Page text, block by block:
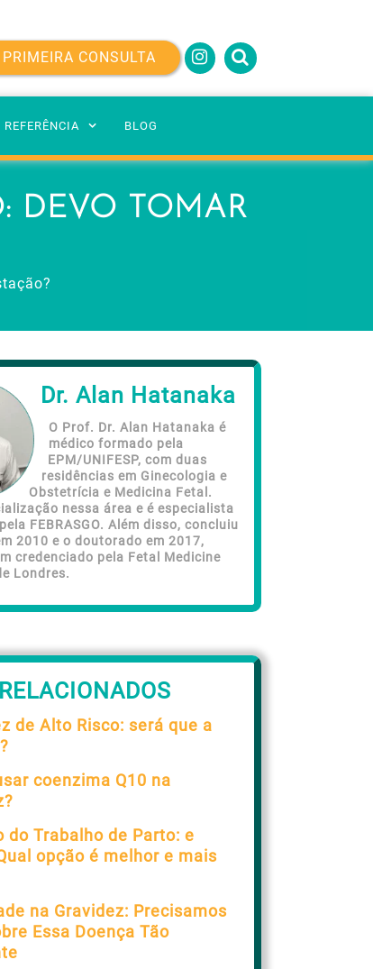
CONSULTA
BLOG
DEVO TOMAR
Dr. Alan Hatanaka
O Prof. Dr. Alan Hatanaka é
médico formado pela
EPM/UNIFESP, com duas
residências em Ginecologia e
Obstetrícia e Medicina Fetal.
nessa área e é especialista
FEBRASGO. Além disso, concluiu
2010 e o doutorado em 2017,
credenciado pela Fetal Medicine
Londres.
de Alto Risco: será que a
coenzima Q10 na
do Trabalho de Parto: e
opção é melhor e mais
na Gravidez: Precisamos
Essa Doença Tão